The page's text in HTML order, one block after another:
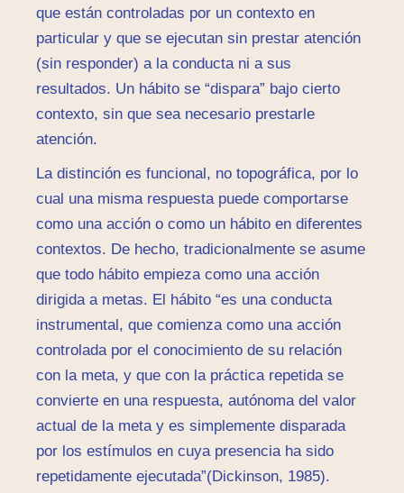
que están controladas por un contexto en
particular y que se ejecutan sin prestar atención
(sin responder) a la conducta ni a sus
resultados. Un hábito se “dispara” bajo cierto
contexto, sin que sea necesario prestarle
atención.
La distinción es funcional, no topográfica, por lo
cual una misma respuesta puede comportarse
como una acción o como un hábito en diferentes
contextos. De hecho, tradicionalmente se asume
que todo hábito empieza como una acción
dirigida a metas. El hábito “es una conducta
instrumental, que comienza como una acción
controlada por el conocimiento de su relación
con la meta, y que con la práctica repetida se
convierte en una respuesta, autónoma del valor
actual de la meta y es simplemente disparada
por los estímulos en cuya presencia ha sido
repetidamente ejecutada”(Dickinson, 1985).